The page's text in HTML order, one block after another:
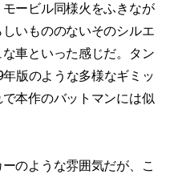
ービル同様火をふきなが
いもののないそのシルエ
車といった感じだ。タン
版のような多様なギミッ
本作のバットマンには似
のような雰囲気だが、こ